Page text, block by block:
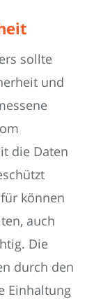
sollte
und
die Daten
können
auch
Die
durch den
Einhaltung